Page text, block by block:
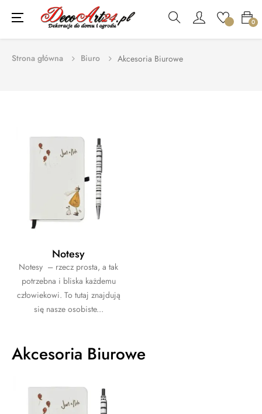
0
Toggle
navigation
☰
Strona główna Biuro Akcesoria Biurowe
Notesy
Notesy – rzecz prosta, a tak
potrzebna i bliska każdemu
człowiekowi. To tutaj znajdują
się nasze osobiste...
Akcesoria Biurowe